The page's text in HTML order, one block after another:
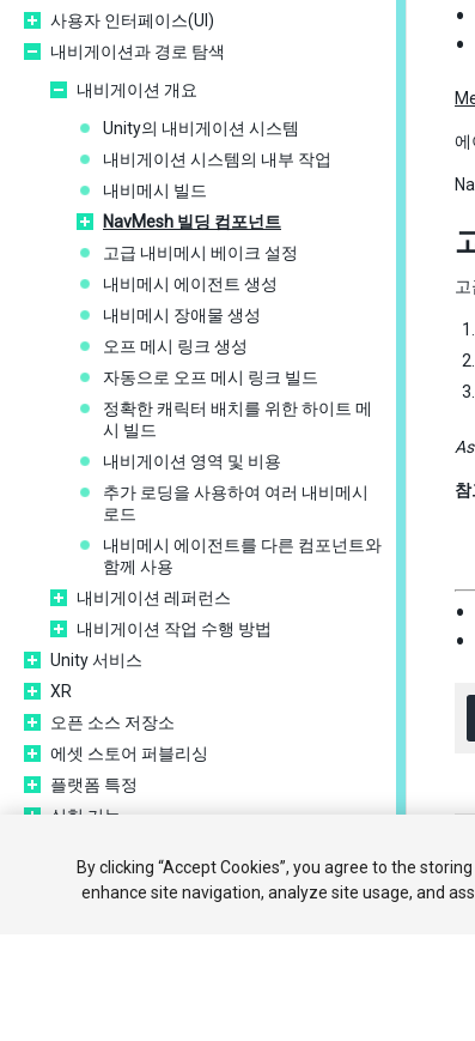
사용자 인터페이스(UI)
내비게이션과 경로 탐색
내비게이션 개요
Unity의 내비게이션 시스템
내비게이션 시스템의 내부 작업
내비메시 빌드
NavMesh 빌딩 컴포넌트
고급 내비메시 베이크 설정
내비메시 에이전트 생성
내비메시 장애물 생성
오프 메시 링크 생성
자동으로 오프 메시 링크 빌드
정확한 캐릭터 배치를 위한 하이트 메
시 빌드
내비게이션 영역 및 비용
추가 로딩을 사용하여 여러 내비메시
로드
내비메시 에이전트를 다른 컴포넌트와
함께 사용
내비게이션 레퍼런스
내비게이션 작업 수행 방법
Unity 서비스
XR
오픈 소스 저장소
에셋 스토어 퍼블리싱
플랫폼 특정
실험 기능
베스트 프랙티스 가이드
에
참
튜
By clicking “Accept Cookies”, you agree to the
enhance site navigation, analyze site usage, and